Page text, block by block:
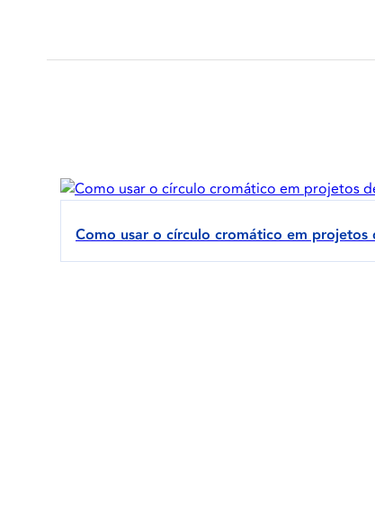
Como usar o círculo cromático em projetos